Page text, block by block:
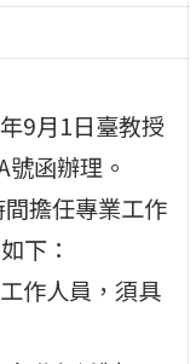
9月1日臺教授
函辦理。
擔任專業工作
下：
作人員，須具